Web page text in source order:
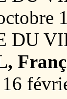
DU
16